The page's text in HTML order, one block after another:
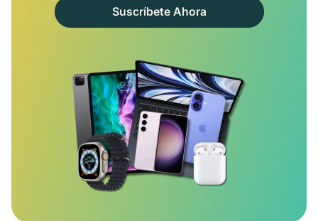
Suscríbete Ahora